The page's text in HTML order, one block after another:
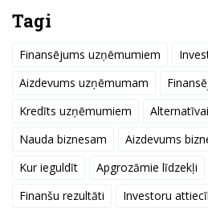
Tagi
Finansējums uzņēmumiem
Aizdevums uzņēmumam
Kredīts uzņēmumiem
Nauda biznesam
Aizdevums
Kur ieguldīt
Apgrozāmie līdzekļi
Finanšu rezultāti
Investoru